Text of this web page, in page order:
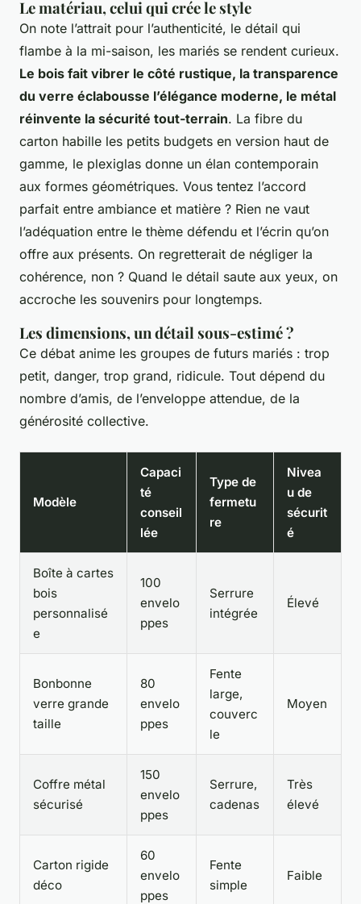
Le matériau, celui qui crée le style
On note l’attrait pour l’authenticité, le détail qui
flambe à la mi-saison, les mariés se rendent curieux.
Le bois fait vibrer le côté rustique, la transparence
du verre éclabousse l’élégance moderne, le métal
réinvente la sécurité tout-terrain. La fibre du
carton habille les petits budgets en version haut de
gamme, le plexiglas donne un élan contemporain
aux formes géométriques. Vous tentez l’accord
parfait entre ambiance et matière ? Rien ne vaut
l’adéquation entre le thème défendu et l’écrin qu’on
offre aux présents. On regretterait de négliger la
cohérence, non ? Quand le détail saute aux yeux, on
accroche les souvenirs pour longtemps.
Les dimensions, un détail sous-estimé ?
Ce débat anime les groupes de futurs mariés : trop
petit, danger, trop grand, ridicule. Tout dépend du
nombre d’amis, de l’enveloppe attendue, de la
générosité collective.
Modèle
Capaci
té
conseil
lée
Type de
fermetu
re
Nivea
u de
sécurit
é
Boîte à cartes
bois
personnalisé
e
100
envelo
ppes
Serrure
intégrée
Élevé
Bonbonne
verre grande
taille
80
envelo
ppes
Fente
large,
couverc
le
Moyen
Coffre métal
sécurisé
150
envelo
ppes
Serrure,
cadenas
Très
élevé
Carton rigide
déco
60
envelo
ppes
Fente
simple
Faible